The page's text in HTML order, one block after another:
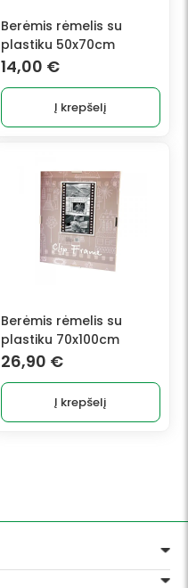
Berėmis rėmelis su
plastiku 50x70cm
14,00 €
Į krepšelį
Berėmis rėmelis su
plastiku 70x100cm
26,90 €
Į krepšelį